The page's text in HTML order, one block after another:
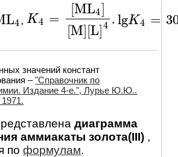
4, K4 =
[ML4]
M] L] 4
K4= [ML4][M][L]4, lgK4 =
lgK4= 30
значений констант
–"Справочник по
Издание 4-е.", Лурье Ю.Ю..
диаграмма
аммиакаты золота(III) ,
поформулам.